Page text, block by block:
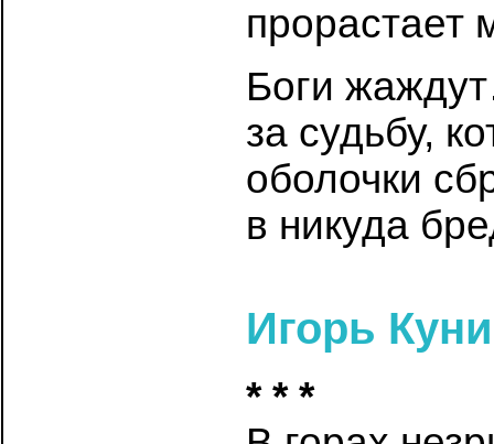
прорастает
Боги
за судьбу,
оболочки
в никуда
Игорь
* * *